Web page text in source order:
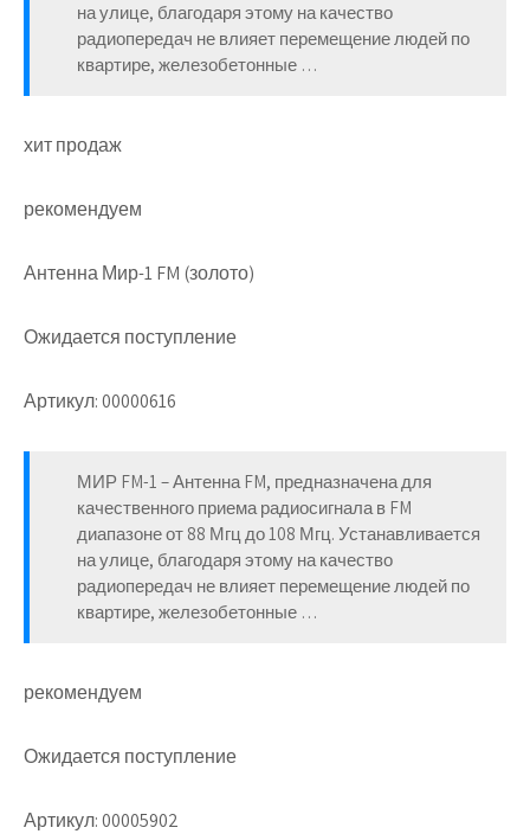
на улице, благодаря этому на качество
радиопередач не влияет перемещение людей по
квартире, железобетонные …
хит продаж
рекомендуем
Антенна Мир-1 FM (золото)
Ожидается поступление
Артикул: 00000616
МИР FM-1 – Антенна FM, предназначена для
качественного приема радиосигнала в FM
диапазоне от 88 Мгц до 108 Мгц. Устанавливается
на улице, благодаря этому на качество
радиопередач не влияет перемещение людей по
квартире, железобетонные …
рекомендуем
Ожидается поступление
Артикул: 00005902